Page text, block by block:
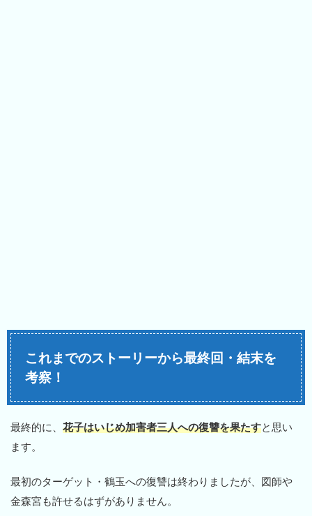
これまでのストーリーから最終回・結末を
考察！
最終的に、 花子はいじめ加害者三人への復讐を果たすと思い
ます。
最初のターゲット・鶴玉への復讐は終わりましたが、図師や
金森宮も許せるはずがありません。